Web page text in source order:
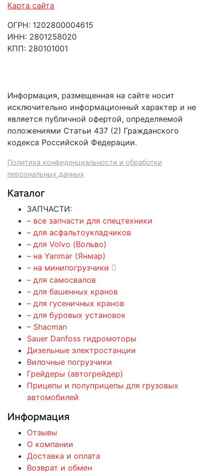
Карта сайта
ОГРН: 1202800004615
ИНН: 2801258020
КПП: 280101001
Информация, размещенная на сайте носит
исключительно информационный характер и не
является публичной офертой, определяемой
положениями Статьи 437 (2) Гражданского
кодекса Российской Федерации.
Политика конфиденциальности и обработки
персональных данных
Каталог
ЗАПЧАСТИ:
– все запчасти для спецтехники
– для асфальтоукладчиков
– для Volvo (Вольво)
– на Yanmar (Янмар)
– на минипогрузчики
– для самосвалов
– для башенных кранов
– для гусеничных кранов
– для буровых установок
– Shacman
Sauer Danfoss гидромоторы
Дизельные электростанции
Вилочные погрузчики
Грейдеры (автогрейдер)
Прицепы и полуприцепы для грузовых
автомобилей
Информация
Отзывы
О компании
Доставка и оплата
Возврат и обмен